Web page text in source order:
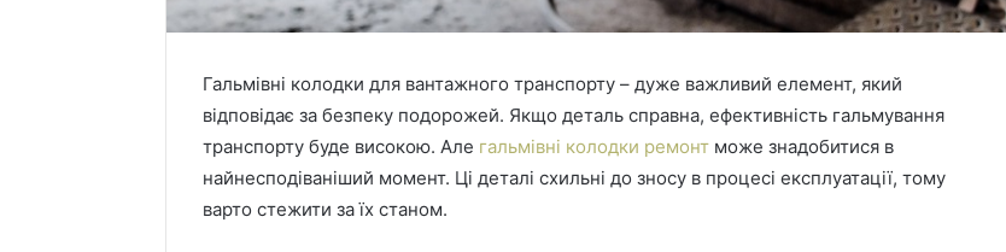
Гальмівні колодки для вантажного транспорту – дуже важливий елемент, який
відповідає за безпеку подорожей. Якщо деталь справна, ефективність гальмування
транспорту буде високою. Але гальмівні колодки ремонт може знадобитися в
найнесподіваніший момент. Ці деталі схильні до зносу в процесі експлуатації, тому
варто стежити за їх станом.